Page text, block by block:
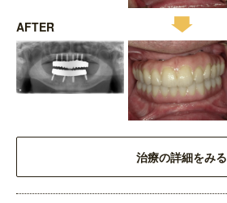
AFTER
治療の詳細をみる